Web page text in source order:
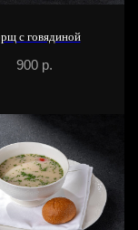
с говядиной
900 р.